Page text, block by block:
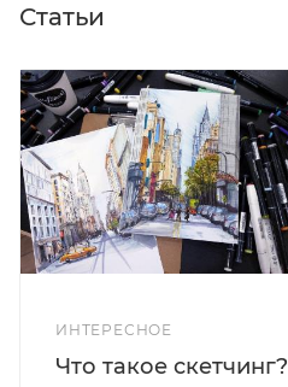
Статьи
ИНТЕРЕСНОЕ
Что такое скетчинг?